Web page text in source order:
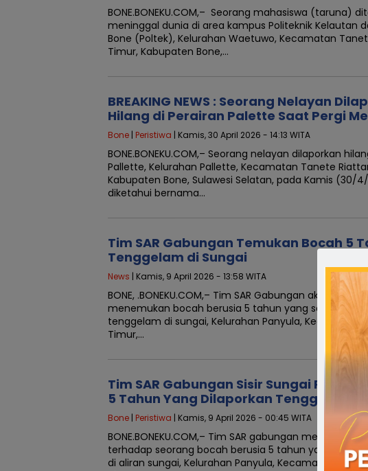
BONE.BONEKU.COM,– Seorang mahasiswa (taruna)
meninggal dunia di area kampus Politeknik Kelautan
Bone (Poltek), Kelurahan Waetuwo, Kecamatan
Timur, Kabupaten Bone,…
BREAKING NEWS : Seorang Nelayan
Hilang di Perairan Palette Saat Pergi
Bone | Peristiwa | Kamis, 30 April 2026 - 14:13 WITA
BONE.BONEKU.COM,– Seorang nelayan dilaporkan
Pallette, Kelurahan Pallette, Kecamatan Tanete
Kabupaten Bone, Sulawesi Selatan, pada Kamis (30/
diketahui bernama…
Tim SAR Gabungan Temukan Bocah 5
Tenggelam di Sungai
News | Kamis, 9 April 2026 - 13:58 WITA
BONE, .BONEKU.COM,– Tim SAR Gabungan akhirnya
menemukan bocah berusia 5 tahun yang sebelumnya
tenggelam di sungai, Kelurahan Panyula, Kecamatan
Timur,…
Tim SAR Gabungan Sisir Sungai
5 Tahun Yang Dilaporkan Tenggelam
Bone | Peristiwa | Kamis, 9 April 2026 - 00:45 WITA
BONE.BONEKU.COM,– Tim SAR gabungan melakukan
terhadap seorang bocah berusia 5 tahun yang
di aliran sungai, Kelurahan Panyula, Kecamatan